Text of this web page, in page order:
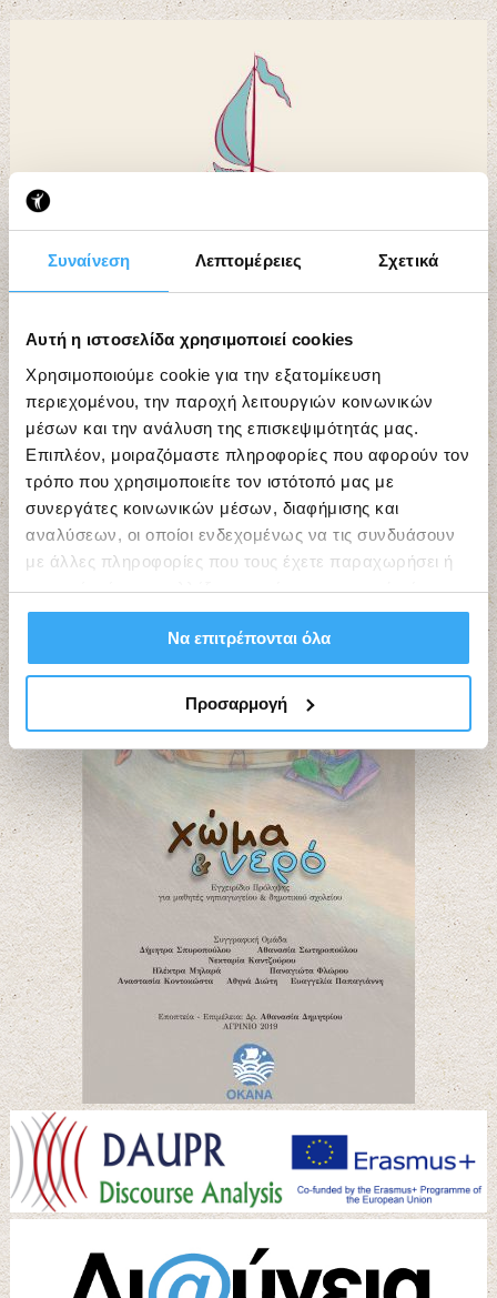
Συναίνεση Λεπτομέρειες Σχετικά
Αυτή η ιστοσελίδα χρησιμοποιεί cookies
Χρησιμοποιούμε cookie για την εξατομίκευση
περιεχομένου, την παροχή λειτουργιών κοινωνικών
μέσων και την ανάλυση της επισκεψιμότητάς μας.
Επιπλέον, μοιραζόμαστε πληροφορίες που αφορούν τον
τρόπο που χρησιμοποιείτε τον ιστότοπό μας με
συνεργάτες κοινωνικών μέσων, διαφήμισης και
αναλύσεων, οι οποίοι ενδεχομένως να τις συνδυάσουν
με άλλες πληροφορίες που τους έχετε παραχωρήσει ή
τις οποίες έχουν συλλέξει σε σχέση με την από μέρους
σας χρήση των υπηρεσιών τους.
Να επιτρέπονται όλα
Προσαρμογή